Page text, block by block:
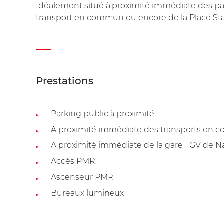
Idéalement situé à proximité immédiate des
transport en commun ou encore de la Place
Prestations
Parking public à proximité
A proximité immédiate des transports en
A proximité immédiate de la gare TGV de
Accès PMR
Ascenseur PMR
Bureaux lumineux